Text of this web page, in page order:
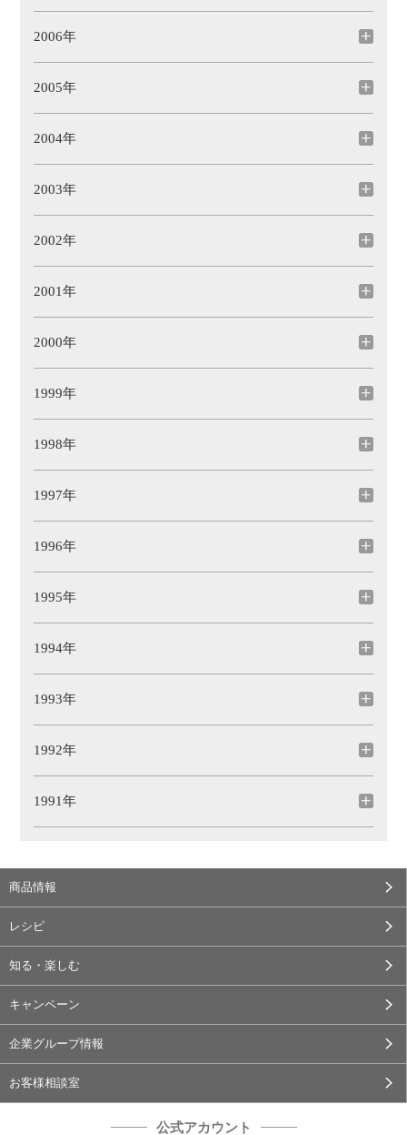
2006年
2005年
2004年
2003年
2002年
2001年
2000年
1999年
1998年
1997年
1996年
1995年
1994年
1993年
1992年
1991年
商品情報
レシピ
知る・楽しむ
キャンペーン
企業グループ情報
お客様相談室
公式アカウント